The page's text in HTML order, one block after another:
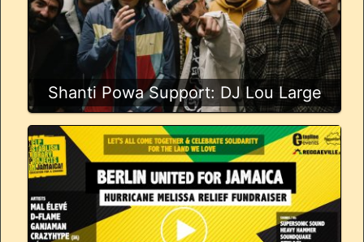
Shanti Powa Support: DJ Lou Large